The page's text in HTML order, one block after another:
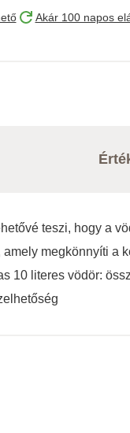
Akár 100 napos
teszi, hogy a
megkönnyíti a
10 literes vödör: